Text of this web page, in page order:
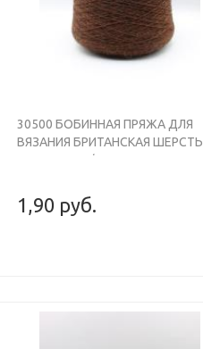
30500 БОБИННАЯ ПРЯЖА ДЛЯ
ВЯЗАНИЯ БРИТАНСКАЯ ШЕРСТЬ
100% , 930М/100ГР, МЕДНО-
BRITISH WOOL
1,90 руб.